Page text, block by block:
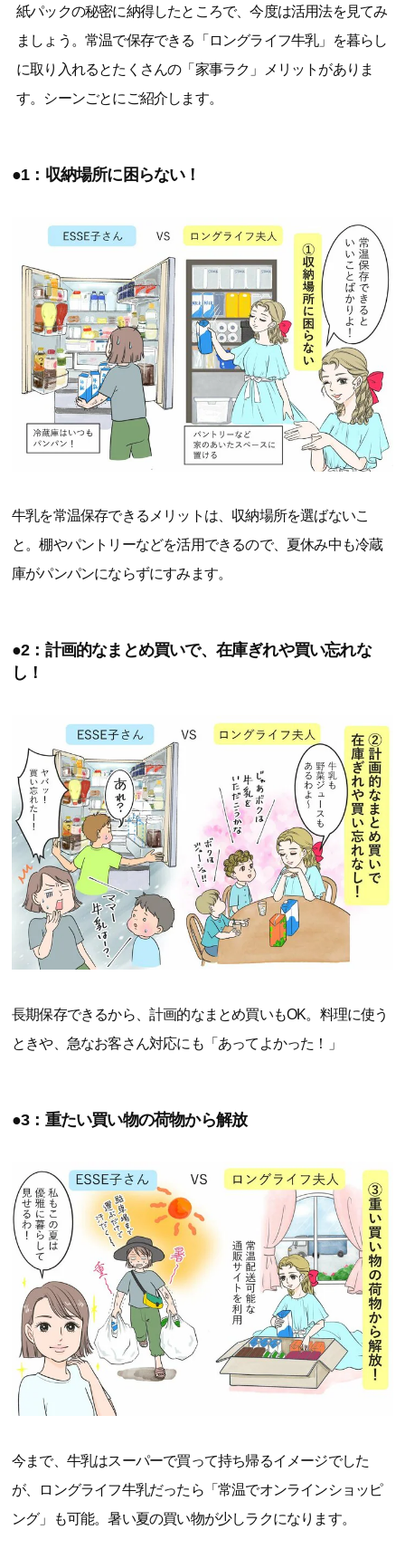
紙パックの秘密に納得したところで、今度は活用法を見てみ
ましょう。常温で保存できる「ロングライフ牛乳」を暮らし
に取り入れるとたくさんの「家事ラク」メリットがありま
す。シーンごとにご紹介します。
●1：収納場所に困らない！
牛乳を常温保存できるメリットは、収納場所を選ばないこ
と。棚やパントリーなどを活用できるので、夏休み中も冷蔵
庫がパンパンにならずにすみます。
●2：計画的なまとめ買いで、在庫ぎれや買い忘れな
し！
長期保存できるから、計画的なまとめ買いもOK。料理に使う
ときや、急なお客さん対応にも「あってよかった！」
●3：重たい買い物の荷物から解放
今まで、牛乳はスーパーで買って持ち帰るイメージでした
が、ロングライフ牛乳だったら「常温でオンラインショッピ
ング」も可能。暑い夏の買い物が少しラクになります。